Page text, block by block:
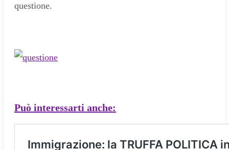
questione.
Può interessarti anche: